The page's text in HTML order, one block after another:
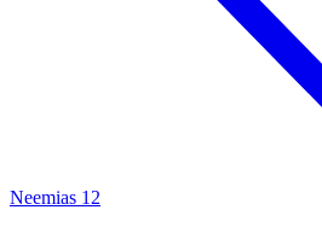
Neemias 12